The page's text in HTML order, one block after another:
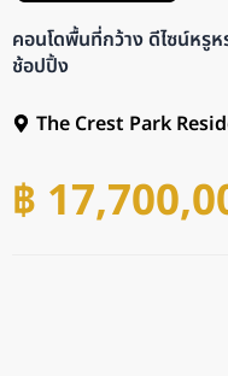
คอนโดพื้นที่กว้าง ดีไซน์หรู
ช้อปปิ้ง
The Crest Park
฿